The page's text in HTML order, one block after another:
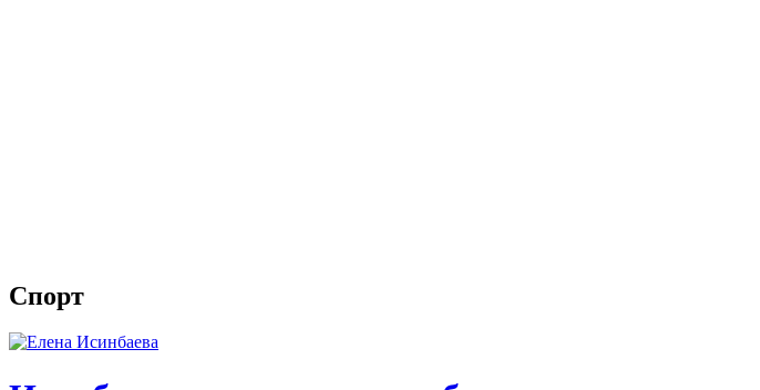
Спорт